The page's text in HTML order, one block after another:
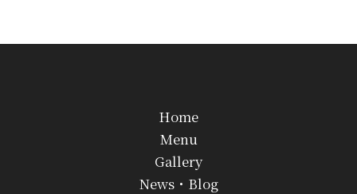
Home
Menu
Gallery
News・Blog